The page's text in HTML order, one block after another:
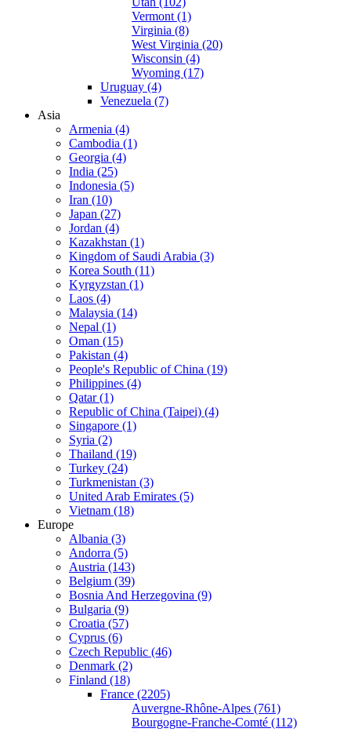
Vermont (1)
Virginia (8)
West Virginia (20)
Wisconsin (4)
Wyoming (17)
Uruguay (4)
Venezuela (7)
Asia
Armenia (4)
Cambodia (1)
Georgia (4)
India (25)
Indonesia (5)
Iran (10)
Japan (27)
Jordan (4)
Kazakhstan (1)
Kingdom of Saudi Arabia (3)
Korea South (11)
Kyrgyzstan (1)
Laos (4)
Malaysia (14)
Nepal (1)
Oman (15)
Pakistan (4)
People's Republic of China (19)
Philippines (4)
Qatar (1)
Republic of China (Taipei) (4)
Singapore (1)
Syria (2)
Thailand (19)
Turkey (24)
Turkmenistan (3)
United Arab Emirates (5)
Vietnam (18)
Europe
Albania (3)
Andorra (5)
Austria (143)
Belgium (39)
Bosnia And Herzegovina (9)
Bulgaria (9)
Croatia (57)
Cyprus (6)
Czech Republic (46)
Denmark (2)
Finland (18)
France (2205)
Auvergne-Rhône-Alpes (761)
Bourgogne-Franche-Comté (112)